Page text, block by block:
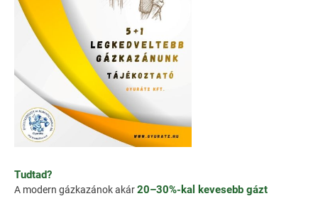
Tudtad?
A modern gázkazánok akár20–30%-kal kevesebb gázt